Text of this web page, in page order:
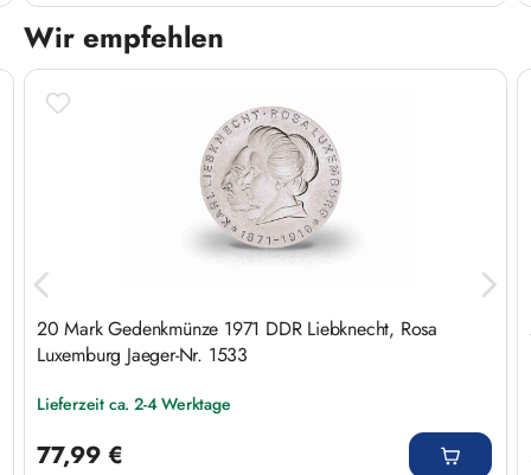
Wir empfehlen
Produktgalerie überspringen
20 Mark Gedenkmünze 1971 DDR Liebknecht, Rosa
Luxemburg Jaeger-Nr. 1533
Lieferzeit ca. 2-4 Werktage
77,99 €